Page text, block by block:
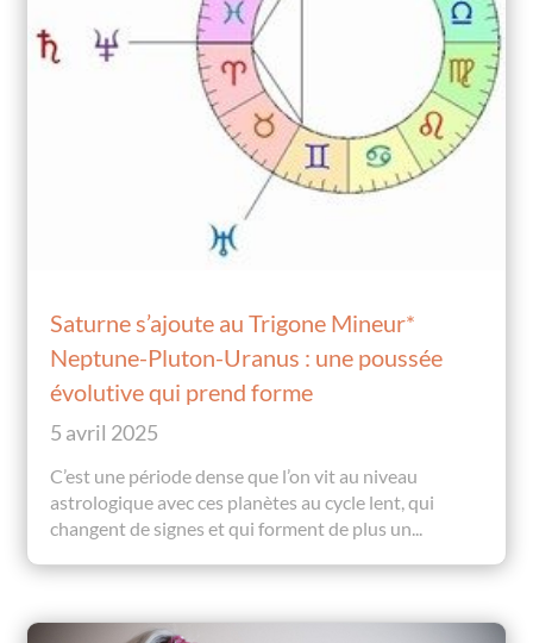
Saturne s’ajoute au Trigone Mineur*
Neptune-Pluton-Uranus : une poussée
évolutive qui prend forme
5 avril 2025
C’est une période dense que l’on vit au niveau
astrologique avec ces planètes au cycle lent, qui
changent de signes et qui forment de plus un...